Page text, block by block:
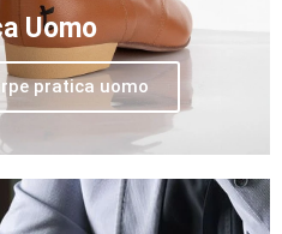
Uomo
pratica uomo